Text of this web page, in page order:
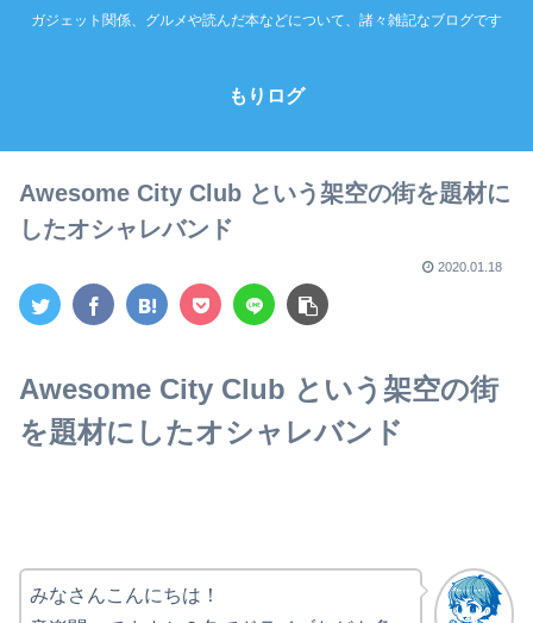
ガジェット関係、グルメや読んだ本などについて、諸々雑記なブログです
もりログ
Awesome City Club という架空の街を題材に
したオシャレバンド
2020.01.18
Awesome City Club という架空の街
を題材にしたオシャレバンド
みなさんこんにちは！